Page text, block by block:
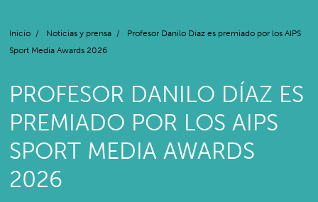
Inicio / Noticias y prensa /
Profesor Danilo Díaz es premiado por los AIPS
Sport Media Awards 2026
PROFESOR DANILO DÍAZ ES
PREMIADO POR LOS AIPS
SPORT MEDIA AWARDS
2026